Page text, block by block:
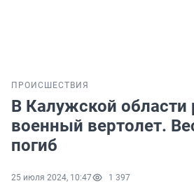
ПРОИСШЕСТВИЯ
В Калужской области
военный вертолет.
погиб
25 июля 2024, 10:47 1 397